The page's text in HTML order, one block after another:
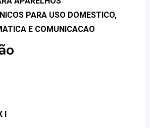
PARA USO DOMESTICO,
E COMUNICACAO
I